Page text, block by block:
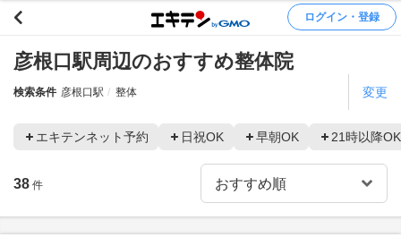
ログイン・登録
彦根口駅周辺のおすすめ整体院
検索条件 彦根口駅 整体 変更
エキテンネット予約 日祝OK 早朝OK 21時以降OK
38 件